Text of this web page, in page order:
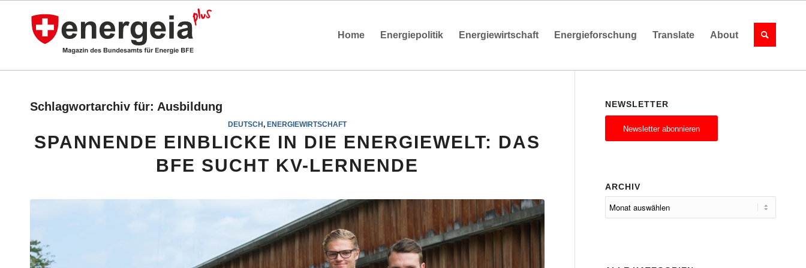
Home Energiepolitik Energiewirtschaft Energieforschung Translate About
Schlagwortarchiv für: Ausbildung
DEUTSCH,ENERGIEWIRTSCHAFT
SPANNENDE EINBLICKE IN DIE ENERGIEWELT: DAS
BFE SUCHT KV-LERNENDE
NEWSLETTER
Newsletter abonnieren
ARCHIV